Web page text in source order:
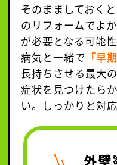
そのまましておく
のリフォームでよ
が必要となる可能性
病気と一緒で 「早
長持ちさせる最大
症状を見つけたら
い。しっかりと対